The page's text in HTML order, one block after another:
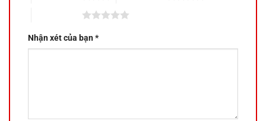
Nhận xét của bạn*